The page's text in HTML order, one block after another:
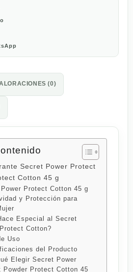
(0)
Secret Power Protect
Cotton 45 g
Protect Cotton 45 g
y Protección para
Especial al Secret
Cotton?
Uso
del Producto
Elegir Secret Power
Powder Protect Cotton 45